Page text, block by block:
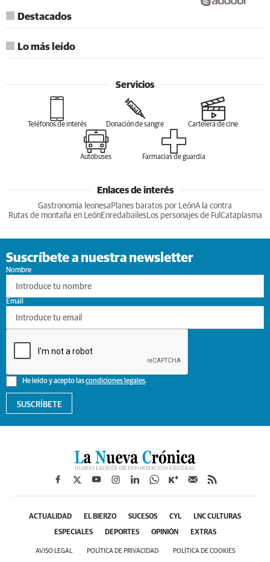
Destacados
Lo más leído
Servicios
Teléfonos de interés Donación de sangre Cartelera de cine
Autobuses Farmacias de guardia
Enlaces de interés
Gastronomia leonesa Planes baratos por LeónA la contra
Rutas de montaña en LeónEnredabailesLos personajes de Ful Cataplasma
Suscríbete a nuestra newsletter
Nombre
He leído y acepto lascondiciones legales.
Email
SUSCRÍBETE
ACTUALIDAD EL BIERZO SUCESOS CYL LNC CULTURAS
ESPECIALES DEPORTES OPINIÓN EXTRAS
AVISO LEGAL POLÍTICA DE PRIVACIDAD POLÍTICA DE COOKIES